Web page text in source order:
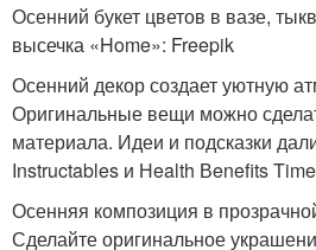
Осенний букет цветов в вазе,
высечка «Home»: Freepik
Осенний декор создает уютную
Оригинальные вещи можно
материала. Идеи и подсказки
Instructables и Нealth Вenefits
Осенняя композиция в
Сделайте оригинальное